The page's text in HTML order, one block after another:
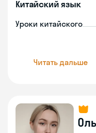
Китайский язык
Уроки китайского
Читать дальше